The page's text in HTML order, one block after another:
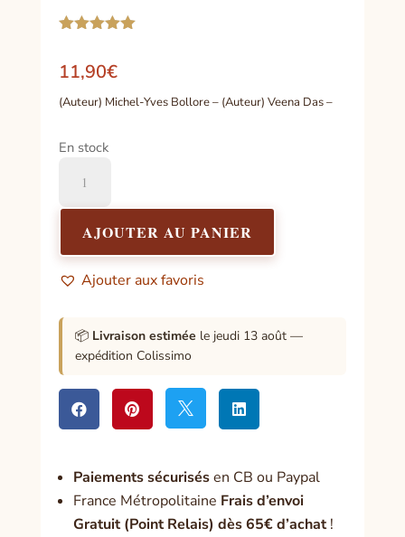
basé sur
client
11,90€
(Auteur) Michel-Yves Bollore – (Auteur) Veena Das –
En stock
Dieu,
science,
les
preuves
L'aube
d'une
révolution
AJOUTER AU PANIER
Ajouter aux favoris
📦 Livraison estimée le jeudi 13 août —
expédition Colissimo
   
Paiements sécurisésen CB ou Paypal
France Métropolitaine Frais d’envoi
Gratuit (Point Relais) dès 65€ d’achat!